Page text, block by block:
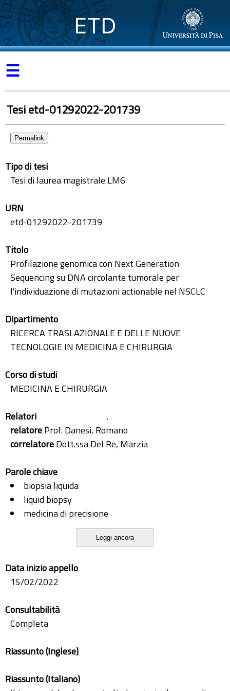
ETD
☰
Tesi etd-01292022-201739
Permalink
Tipo di tesi
Tesi di laurea magistrale LM6
URN
etd-01292022-201739
Titolo
Profilazione genomica con Next Generation
Sequencing su DNA circolante tumorale per
l'individuazione di mutazioni actionable nel NSCLC
Dipartimento
RICERCA TRASLAZIONALE E DELLE NUOVE
TECNOLOGIE IN MEDICINA E CHIRURGIA
Corso di studi
MEDICINA E CHIRURGIA
Relatori
.
relatoreProf. Danesi, Romano
correlatoreDott.ssa Del Re, Marzia
Parole chiave
biopsia liquida
liquid biopsy
medicina di precisione
Leggi ancora
Data inizio appello
15/02/2022
Consultabilità
Completa
Riassunto (Inglese)
Riassunto (Italiano)